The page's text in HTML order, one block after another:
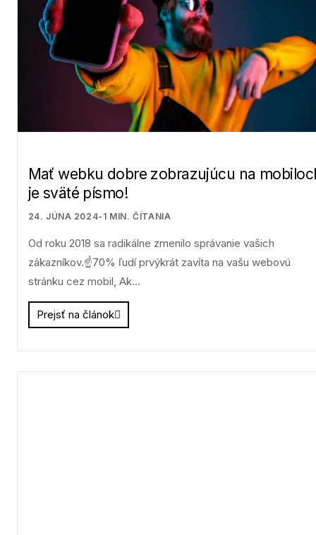
Mať webku dobre zobrazujúcu na
je sväté písmo!
24. JÚNA 2024- 1 MIN. ČÍTANIA
Od roku 2018 sa radikálne zmenilo správanie vašich
zákazníkov.☝70% ľudí prvýkrát zavíta na vašu webovú
stránku cez mobil, Ak…
Prejsť na článok